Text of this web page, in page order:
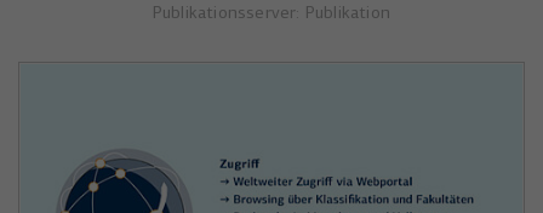
Publikationsserver: Publikation